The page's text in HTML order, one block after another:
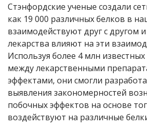
Стэнфордские ученые создали
как 19 000 различных белков в
взаимодействуют друг с другом
лекарства влияют на эти
Используя более 4 млн
между лекарственными
эффектами, они смогли
выявления закономерностей
побочных эффектов на основе
воздействуют на различные